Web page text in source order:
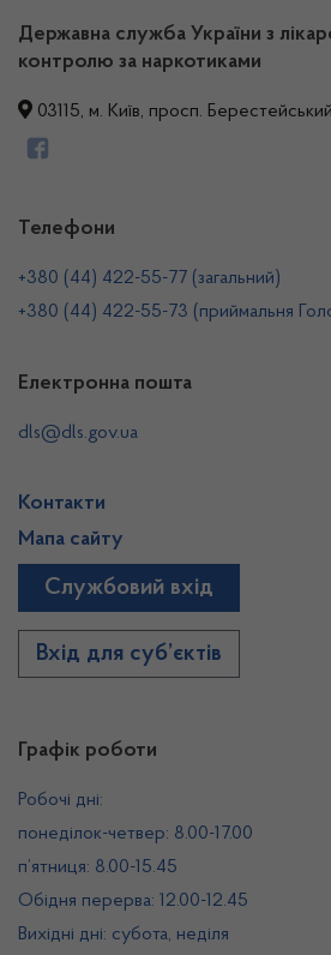
Державна служба України з
контролю за наркотиками
03115, м. Київ, просп.
Графік роботи
Робочі дні:
понеділок-четвер: 8.00-17.00
п’ятниця: 8.00-15.45
Обідня перерва: 12.00-12.45
Вихідні дні: субота, неділя
Телефони
+380 (44) 422-55-77 (загальний)
+380 (44) 422-55-73 (приймальня
Електронна пошта
dls@dls.gov.ua
Контакти
Мапа сайту
Службовий вхід
Вхід для суб’єктів